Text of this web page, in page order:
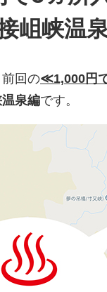
岨峡温
回の≪1,000円
泉編です。